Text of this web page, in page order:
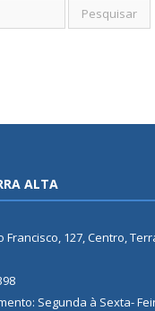
ALTA
127, Centro,
Segunda à Sexta-